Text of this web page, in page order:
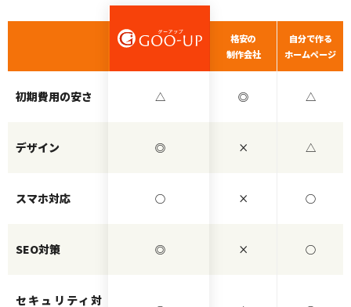
格安の
制作会社
自分で作る
ホームページ
初期費用の安さ △ ◎ △
デザイン ◎ × △
スマホ対応 ○ × ○
SEO対策 ◎ × ○
セキュリティ対